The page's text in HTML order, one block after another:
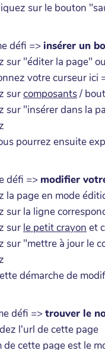
sur le bouton
défi => insérer un
sur "éditer la page"
votre curseur ici
surcomposants/
sur "insérer dans la
pourrez ensuite
défi => modifier
la page en mode
sur la ligne
sur le petit crayon et
sur "mettre à jour le
démarche de
défi => trouver le
l'url de cette page
de cette page est le